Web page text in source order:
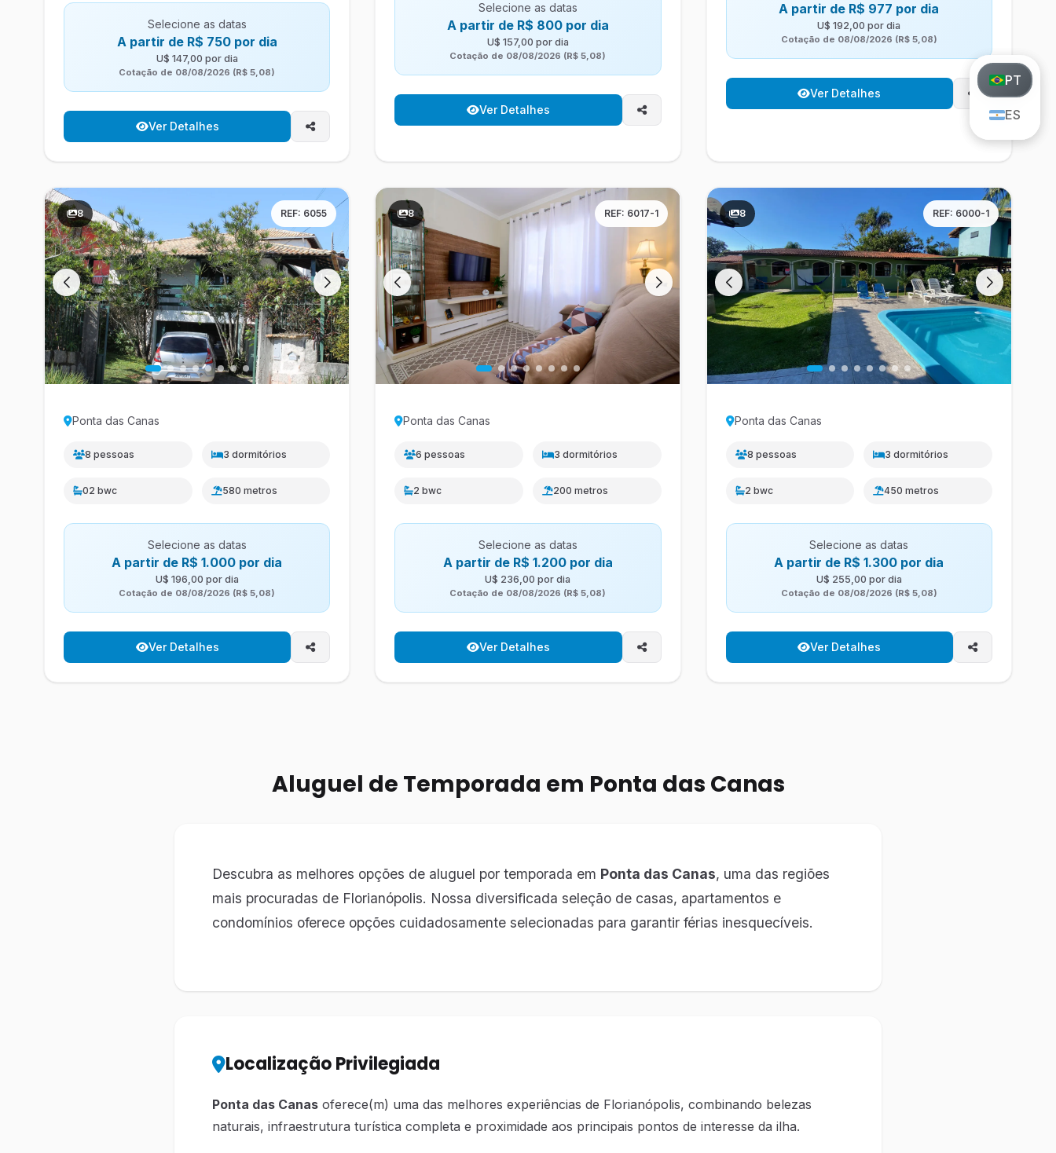
PT
ES
Selecione as datas
A partir de R$ 750 por dia
U$ 147,00 por dia
Cotação de 08/08/2026 (R$ 5,08)
Ver Detalhes
Selecione as datas
A partir de R$ 800 por dia
U$ 157,00 por dia
Cotação de 08/08/2026 (R$ 5,08)
Ver Detalhes
A partir de R$ 977 por dia
U$ 192,00 por dia
Cotação de 08/08/2026 (R$ 5,08)
Ver Detalhes
REF: 6055
8
Ponta das Canas
8 pessoas 3 dormitórios
02 bwc 580 metros
Selecione as datas
A partir de R$ 1.000 por dia
U$ 196,00 por dia
Cotação de 08/08/2026 (R$ 5,08)
Ver Detalhes
REF: 6017-1
8
Ponta das Canas
6 pessoas 3 dormitórios
2 bwc 200 metros
Selecione as datas
A partir de R$ 1.200 por dia
U$ 236,00 por dia
Cotação de 08/08/2026 (R$ 5,08)
Ver Detalhes
REF: 6000-1
8
Ponta das Canas
8 pessoas 3 dormitórios
2 bwc 450 metros
Selecione as datas
A partir de R$ 1.300 por dia
U$ 255,00 por dia
Cotação de 08/08/2026 (R$ 5,08)
Ver Detalhes
Aluguel de Temporada em Ponta das Canas
Descubra as melhores opções de aluguel por temporada em Ponta das Canas, uma das regiões
mais procuradas de Florianópolis. Nossa diversificada seleção de casas, apartamentos e
condomínios oferece opções cuidadosamente selecionadas para garantir férias inesquecíveis.
Localização Privilegiada
Ponta das Canas oferece(m) uma das melhores experiências de Florianópolis, combinando belezas
naturais, infraestrutura turística completa e proximidade aos principais pontos de interesse da ilha.
PT
ES